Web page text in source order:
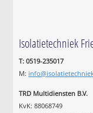
Isolatietechniek
T: 0519-235017
M:
TRD Multidiensten B.V.
KvK: 88068749